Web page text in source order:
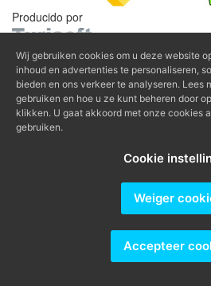
Producido por
Wij gebruiken cookies om u deze website
inhoud en advertenties te personaliseren,
bieden en ons verkeer te analyseren. Lees
gebruiken en hoe u ze kunt beheren door
klikken. U gaat akkoord met onze cookies
gebruiken.
Cookie
Weiger
Accepteer